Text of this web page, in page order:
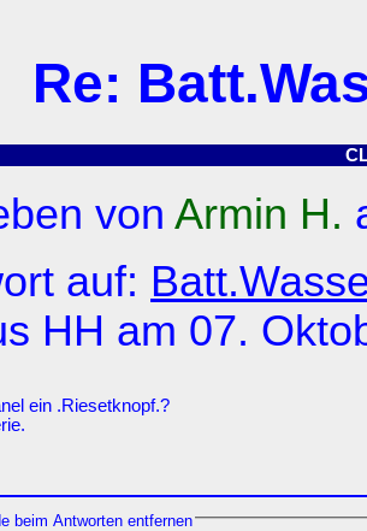
Re:
von Armin H.
auf:
HH am 07.
ein .Riesetknopf.?
beim Antworten entfernen